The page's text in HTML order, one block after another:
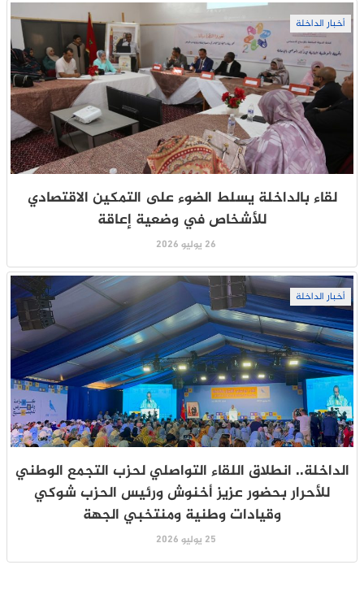
أخبار الداخلة
لقاء بالداخلة يسلط الضوء على التمكين الاقتصادي
للأشخاص في وضعية إعاقة
26 يوليو 2026
أخبار الداخلة
الداخلة.. انطلاق اللقاء التواصلي لحزب التجمع الوطني
للأحرار بحضور عزيز أخنوش ورئيس الحزب شوكي
وقيادات وطنية ومنتخبي الجهة
25 يوليو 2026